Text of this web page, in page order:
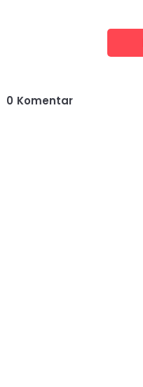
0 Komentar